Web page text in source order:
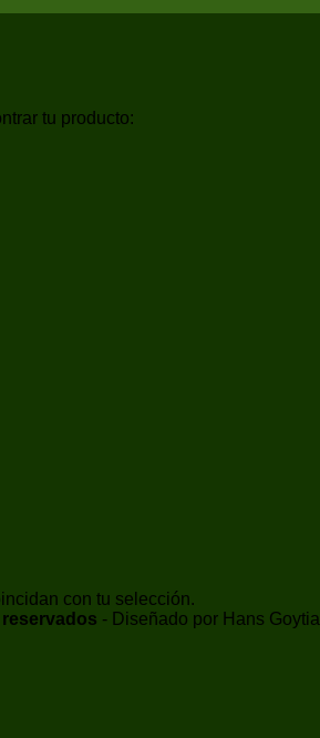
tu producto:
con tu selección.
- Diseñado por Hans Goytia